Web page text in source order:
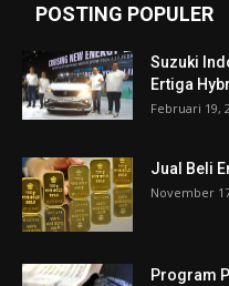
POSTING POPULER
Suzuki
Ertiga
Februari 19,
Jual Beli
November
Program